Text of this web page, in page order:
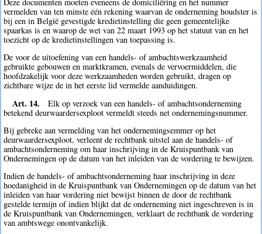
vermelden van ten minste één rekening waarvan de onderneming houdster is
bij een in België gevestigde kredietinstelling die geen gemeentelijke
spaarkas is en waarop de wet van 22 maart 1993 op het statuut van en het
toezicht op de kredietinstellingen van toepassing is.
De voor de uitoefening van een handels- of ambachtswerkzaamheid
gebruikte gebouwen en marktkramen, evenals de vervoermiddelen, die
hoofdzakelijk voor deze werkzaamheden worden gebruikt, dragen op
zichtbare wijze de in het eerste lid vermelde aanduidingen.
Art. 14.
Elk op verzoek van een handels- of ambachtsonderneming
betekend deurwaardersexploot vermeldt steeds net ondernemingsnummer.
Bij gebreke aan vermelding van het ondernemingsemmer op het
deurwaardersexploot, verleent de rechtbank uitstel aan de handels- of
ambachtsonderneming om haar inschrijving in de Kruispuntbank van
Ondernemingen op de datum van het inleiden van de vordering te bewijzen.
Indien de handels- of ambachtsonderneming haar inschrijving in deze
hoedanigheid in de Kruispuntbank van Ondernemingen op de datum van het
inleiden van haar vordering niet bewijst binnen de door de rechtbank
gestelde termijn of indien blijkt dat de onderneming niet ingeschreven is in
de Kruispuntbank van Ondernemingen, verklaart de rechtbank de vordering
van ambtswege onontvankelijk.